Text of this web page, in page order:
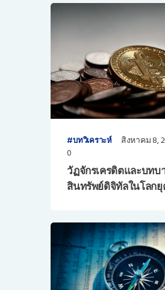
บทวิเคราะห์
สิงหาคม 8,
0
วัฏจักรเครดิตและบทบ
สินทรัพย์ดิจิทัลในโลก